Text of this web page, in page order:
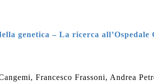
genetica – La ricerca all’Ospedale
Francesco Frassoni, Andrea